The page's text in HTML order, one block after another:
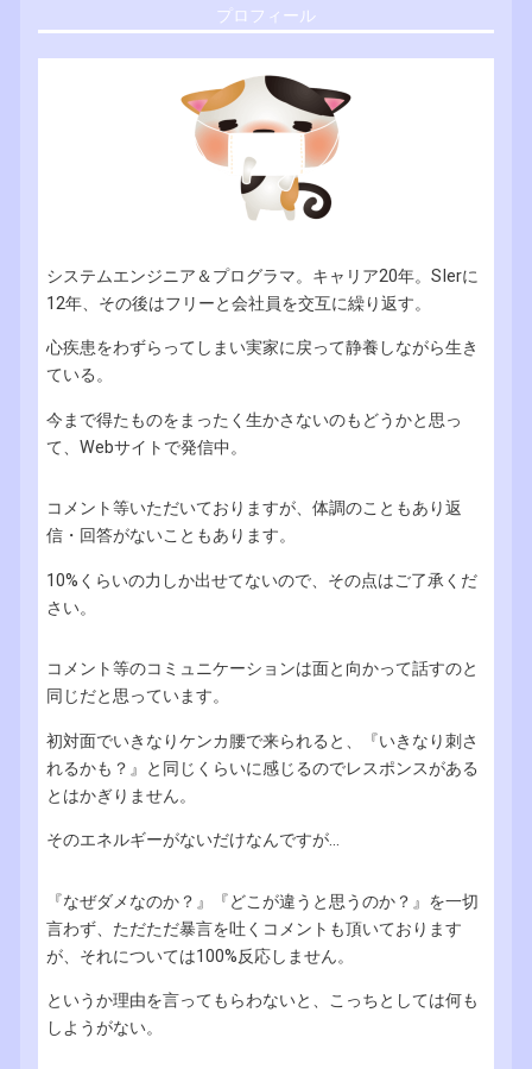
プロフィール
システムエンジニア＆プログラマ。キャリア20年。SIerに
12年、その後はフリーと会社員を交互に繰り返す。
心疾患をわずらってしまい実家に戻って静養しながら生き
ている。
今まで得たものをまったく生かさないのもどうかと思っ
て、Webサイトで発信中。
コメント等いただいておりますが、体調のこともあり返
信・回答がないこともあります。
10%くらいの力しか出せてないので、その点はご了承くだ
さい。
コメント等のコミュニケーションは面と向かって話すのと
同じだと思っています。
初対面でいきなりケンカ腰で来られると、『いきなり刺さ
れるかも？』と同じくらいに感じるのでレスポンスがある
とはかぎりません。
そのエネルギーがないだけなんですが...
『なぜダメなのか？』『どこが違うと思うのか？』を一切
言わず、ただただ暴言を吐くコメントも頂いております
が、それについては100%反応しません。
というか理由を言ってもらわないと、こっちとしては何も
しようがない。